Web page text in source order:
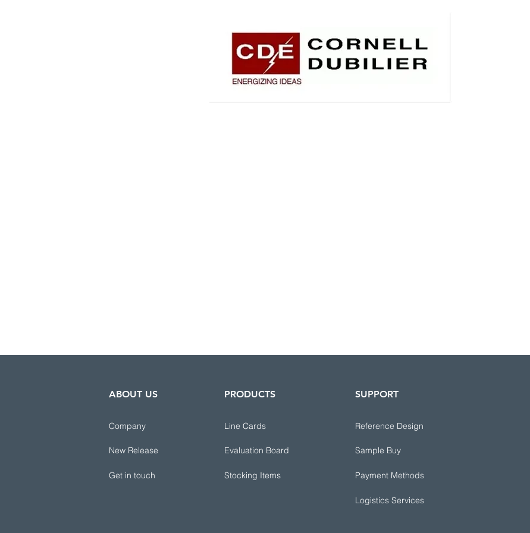
ABOUT US
Company
New Release
Get in touch
PRODUCTS
Line Cards
Evaluation Board
Stocking Items
SUPPORT
Reference Design
Sample Buy
Payment Methods
Logistics Services